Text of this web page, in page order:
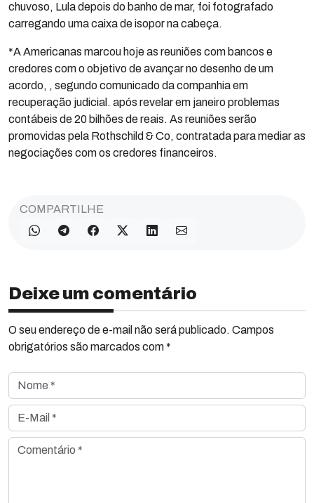
chuvoso, Lula depois do banho de mar, foi fotografado
carregando uma caixa de isopor na cabeça.
*A Americanas marcou hoje as reuniões com bancos e
credores com o objetivo de avançar no desenho de um
acordo, , segundo comunicado da companhia em
recuperação judicial. após revelar em janeiro problemas
contábeis de 20 bilhões de reais. As reuniões serão
promovidas pela Rothschild & Co, contratada para mediar as
negociações com os credores financeiros.
COMPARTILHE
Deixe um comentário
O seu endereço de e-mail não será publicado. Campos
obrigatórios são marcados com *
Nome *
E-Mail *
Comentário *